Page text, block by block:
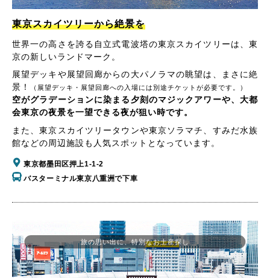
東京スカイツリーから絶景を
世界一の高さを誇る自立式電波塔の東京スカイツリーは、東
京の新しいランドマーク。
展望デッキや展望回廊からの大パノラマの眺望は、まさに絶
景！
（展望デッキ・展望回廊への入場には別途チケットが必要です。）
空がグラデーションに染まる夕刻のマジックアワーや、大都
会東京の夜景を一望できる夜が狙い時です。
また、東京スカイツリータウンや東京ソラマチ、すみだ水族
館などの周辺施設も人気スポットとなっています。
東京都墨田区押上1-1-2
バスターミナル東京八重洲で下車
旅の思い出に、特別なお土産探し